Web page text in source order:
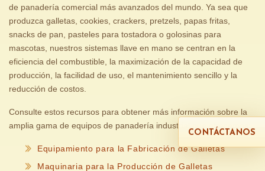
de panadería comercial más avanzados del mundo. Ya sea que
produzca galletas, cookies, crackers, pretzels, papas fritas,
snacks de pan, pasteles para tostadora o golosinas para
mascotas, nuestros sistemas llave en mano se centran en la
eficiencia del combustible, la maximización de la capacidad de
producción, la facilidad de uso, el mantenimiento sencillo y la
reducción de costos.
Consulte estos recursos para obtener más información sobre la
amplia gama de equipos de panadería industrial que ofrecemos:
Equipamiento para la Fabricación de Galletas
Maquinaria para la Producción de Galletas
CONTÁCTANOS